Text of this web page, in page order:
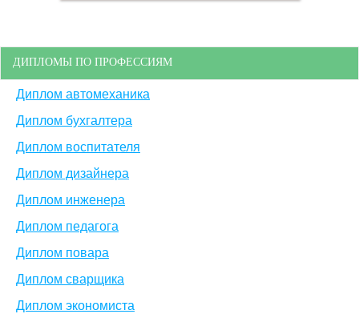
ДИПЛОМЫ ПО ПРОФЕССИЯМ
Диплом автомеханика
Диплом бухгалтера
Диплом воспитателя
Диплом дизайнера
Диплом инженера
Диплом педагога
Диплом повара
Диплом сварщика
Диплом экономиста